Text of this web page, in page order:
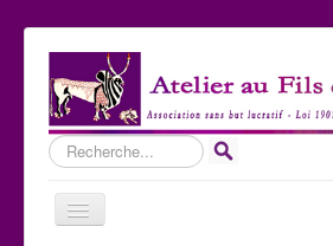
Rechercher
Basculer
la